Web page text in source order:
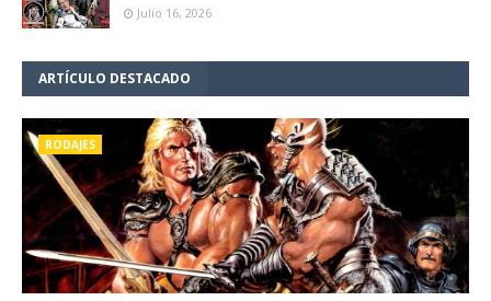
Julio 16, 2026
ARTÍCULO DESTACADO
RODAJES